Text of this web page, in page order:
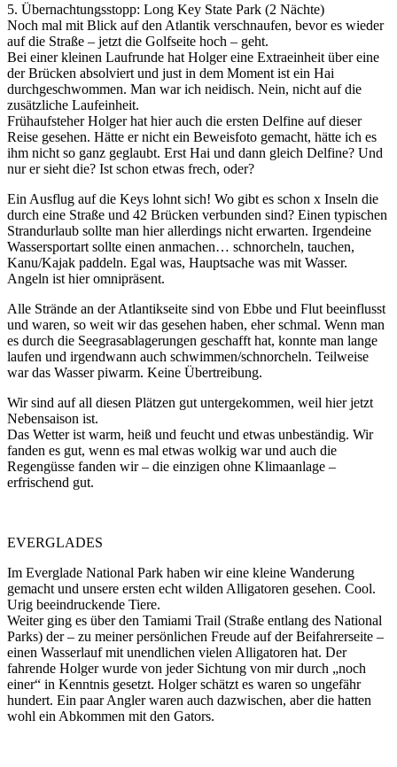
5. Übernachtungsstopp: Long Key State Park (2 Nächte)
Noch mal mit Blick auf den Atlantik verschnaufen, bevor es wieder
auf die Straße – jetzt die Golfseite hoch – geht.
Bei einer kleinen Laufrunde hat Holger eine Extraeinheit über eine
der Brücken absolviert und just in dem Moment ist ein Hai
durchgeschwommen. Man war ich neidisch. Nein, nicht auf die
zusätzliche Laufeinheit.
Frühaufsteher Holger hat hier auch die ersten Delfine auf dieser
Reise gesehen. Hätte er nicht ein Beweisfoto gemacht, hätte ich es
ihm nicht so ganz geglaubt. Erst Hai und dann gleich Delfine? Und
nur er sieht die? Ist schon etwas frech, oder?
Ein Ausflug auf die Keys lohnt sich! Wo gibt es schon x Inseln die
durch eine Straße und 42 Brücken verbunden sind? Einen typischen
Strandurlaub sollte man hier allerdings nicht erwarten. Irgendeine
Wassersportart sollte einen anmachen… schnorcheln, tauchen,
Kanu/Kajak paddeln. Egal was, Hauptsache was mit Wasser.
Angeln ist hier omnipräsent.
Alle Strände an der Atlantikseite sind von Ebbe und Flut beeinflusst
und waren, so weit wir das gesehen haben, eher schmal. Wenn man
es durch die Seegrasablagerungen geschafft hat, konnte man lange
laufen und irgendwann auch schwimmen/schnorcheln. Teilweise
war das Wasser piwarm. Keine Übertreibung.
Wir sind auf all diesen Plätzen gut untergekommen, weil hier jetzt
Nebensaison ist.
Das Wetter ist warm, heiß und feucht und etwas unbeständig. Wir
fanden es gut, wenn es mal etwas wolkig war und auch die
Regengüsse fanden wir – die einzigen ohne Klimaanlage –
erfrischend gut.
EVERGLADES
Im Everglade National Park haben wir eine kleine Wanderung
gemacht und unsere ersten echt wilden Alligatoren gesehen. Cool.
Urig beeindruckende Tiere.
Weiter ging es über den Tamiami Trail (Straße entlang des National
Parks) der – zu meiner persönlichen Freude auf der Beifahrerseite –
einen Wasserlauf mit unendlichen vielen Alligatoren hat. Der
fahrende Holger wurde von jeder Sichtung von mir durch „noch
einer“ in Kenntnis gesetzt. Holger schätzt es waren so ungefähr
hundert. Ein paar Angler waren auch dazwischen, aber die hatten
wohl ein Abkommen mit den Gators.